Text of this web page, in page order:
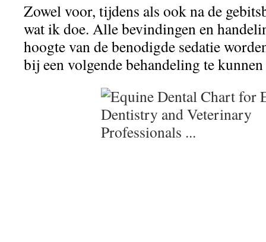
Zowel voor, tijdens als ook na de
wat ik doe. Alle bevindingen en
hoogte van de benodigde sedatie
bij een volgende behandeling te